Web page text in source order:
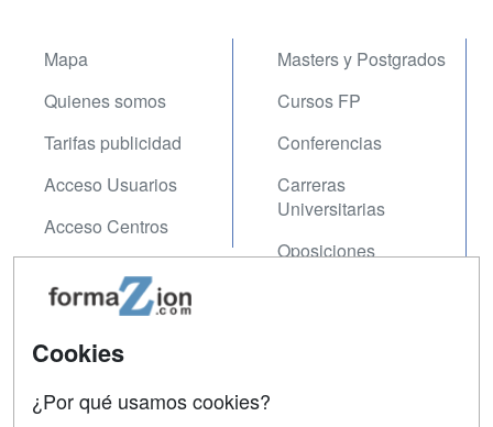
Mapa
Quienes somos
Tarifas publicidad
Acceso Usuarios
Acceso Centros
Masters y Postgrados
Cursos FP
Conferencias
Carreras
Universitarias
Oposiciones
Contactar
Confidencialidad
Aviso legal
Cookies
¿Por qué usamos cookies?